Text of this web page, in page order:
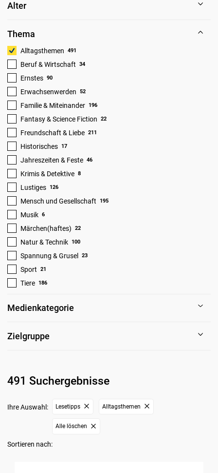
Alter
Thema
Alltagsthemen 491
Beruf & Wirtschaft 34
Ernstes 90
Erwachsenwerden 52
Familie & Miteinander 196
Fantasy & Science Fiction 22
Freundschaft & Liebe 211
Historisches 17
Jahreszeiten & Feste 46
Krimis & Detektive 8
Lustiges 126
Mensch und Gesellschaft 195
Musik 6
Märchen(haftes) 22
Natur & Technik 100
Spannung & Grusel 23
Sport 21
Tiere 186
Medienkategorie
Zielgruppe
491 Suchergebnisse
Ihre Auswahl: Lesetipps Alltagsthemen
Alle löschen
Sortieren nach: